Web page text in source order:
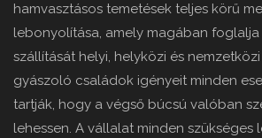
hamvasztásos temetések teljes körű
lebonyolítása, amely magában
szállítását helyi, helyközi és
gyászoló családok igényeit minden
tartják, hogy a végső búcsú valóban
lehessen. A vállalat minden szükséges